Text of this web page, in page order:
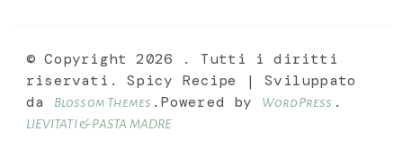
© Copyright 2026
. Tutti i diritti
riservati.
Spicy Recipe | Sviluppato
da
Blossom Themes .Powered by WordPress .
LIEVITATI & PASTA MADRE